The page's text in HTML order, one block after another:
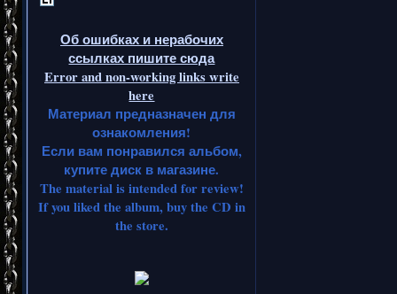
Об ошибках и нерабочих
ссылках пишите сюда
Error and non-working links write
here
Материал предназначен для
ознакомления!
Если вам понравился альбом,
купите диск в магазине.
The material is intended for review!
If you liked the album, buy the CD in
the store.